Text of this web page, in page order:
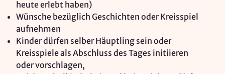
heute erlebt haben)
Wünsche bezüglich Geschichten oder Kreisspiel
aufnehmen
Kinder dürfen selber Häuptling sein oder
Kreisspiele als Abschluss des Tages initiieren
oder vorschlagen,